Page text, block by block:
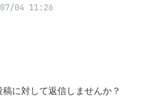
04 11:26
稿に対して返信しませんか？